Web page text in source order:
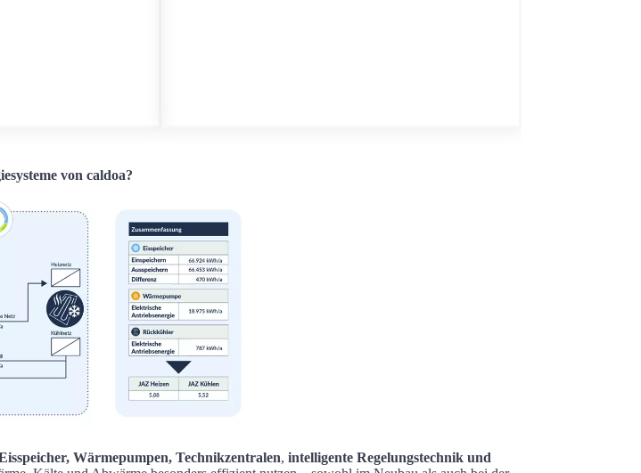
von caldoa?
Wärmepumpen, Technikzentralen, intelligente Regelungstechnik und